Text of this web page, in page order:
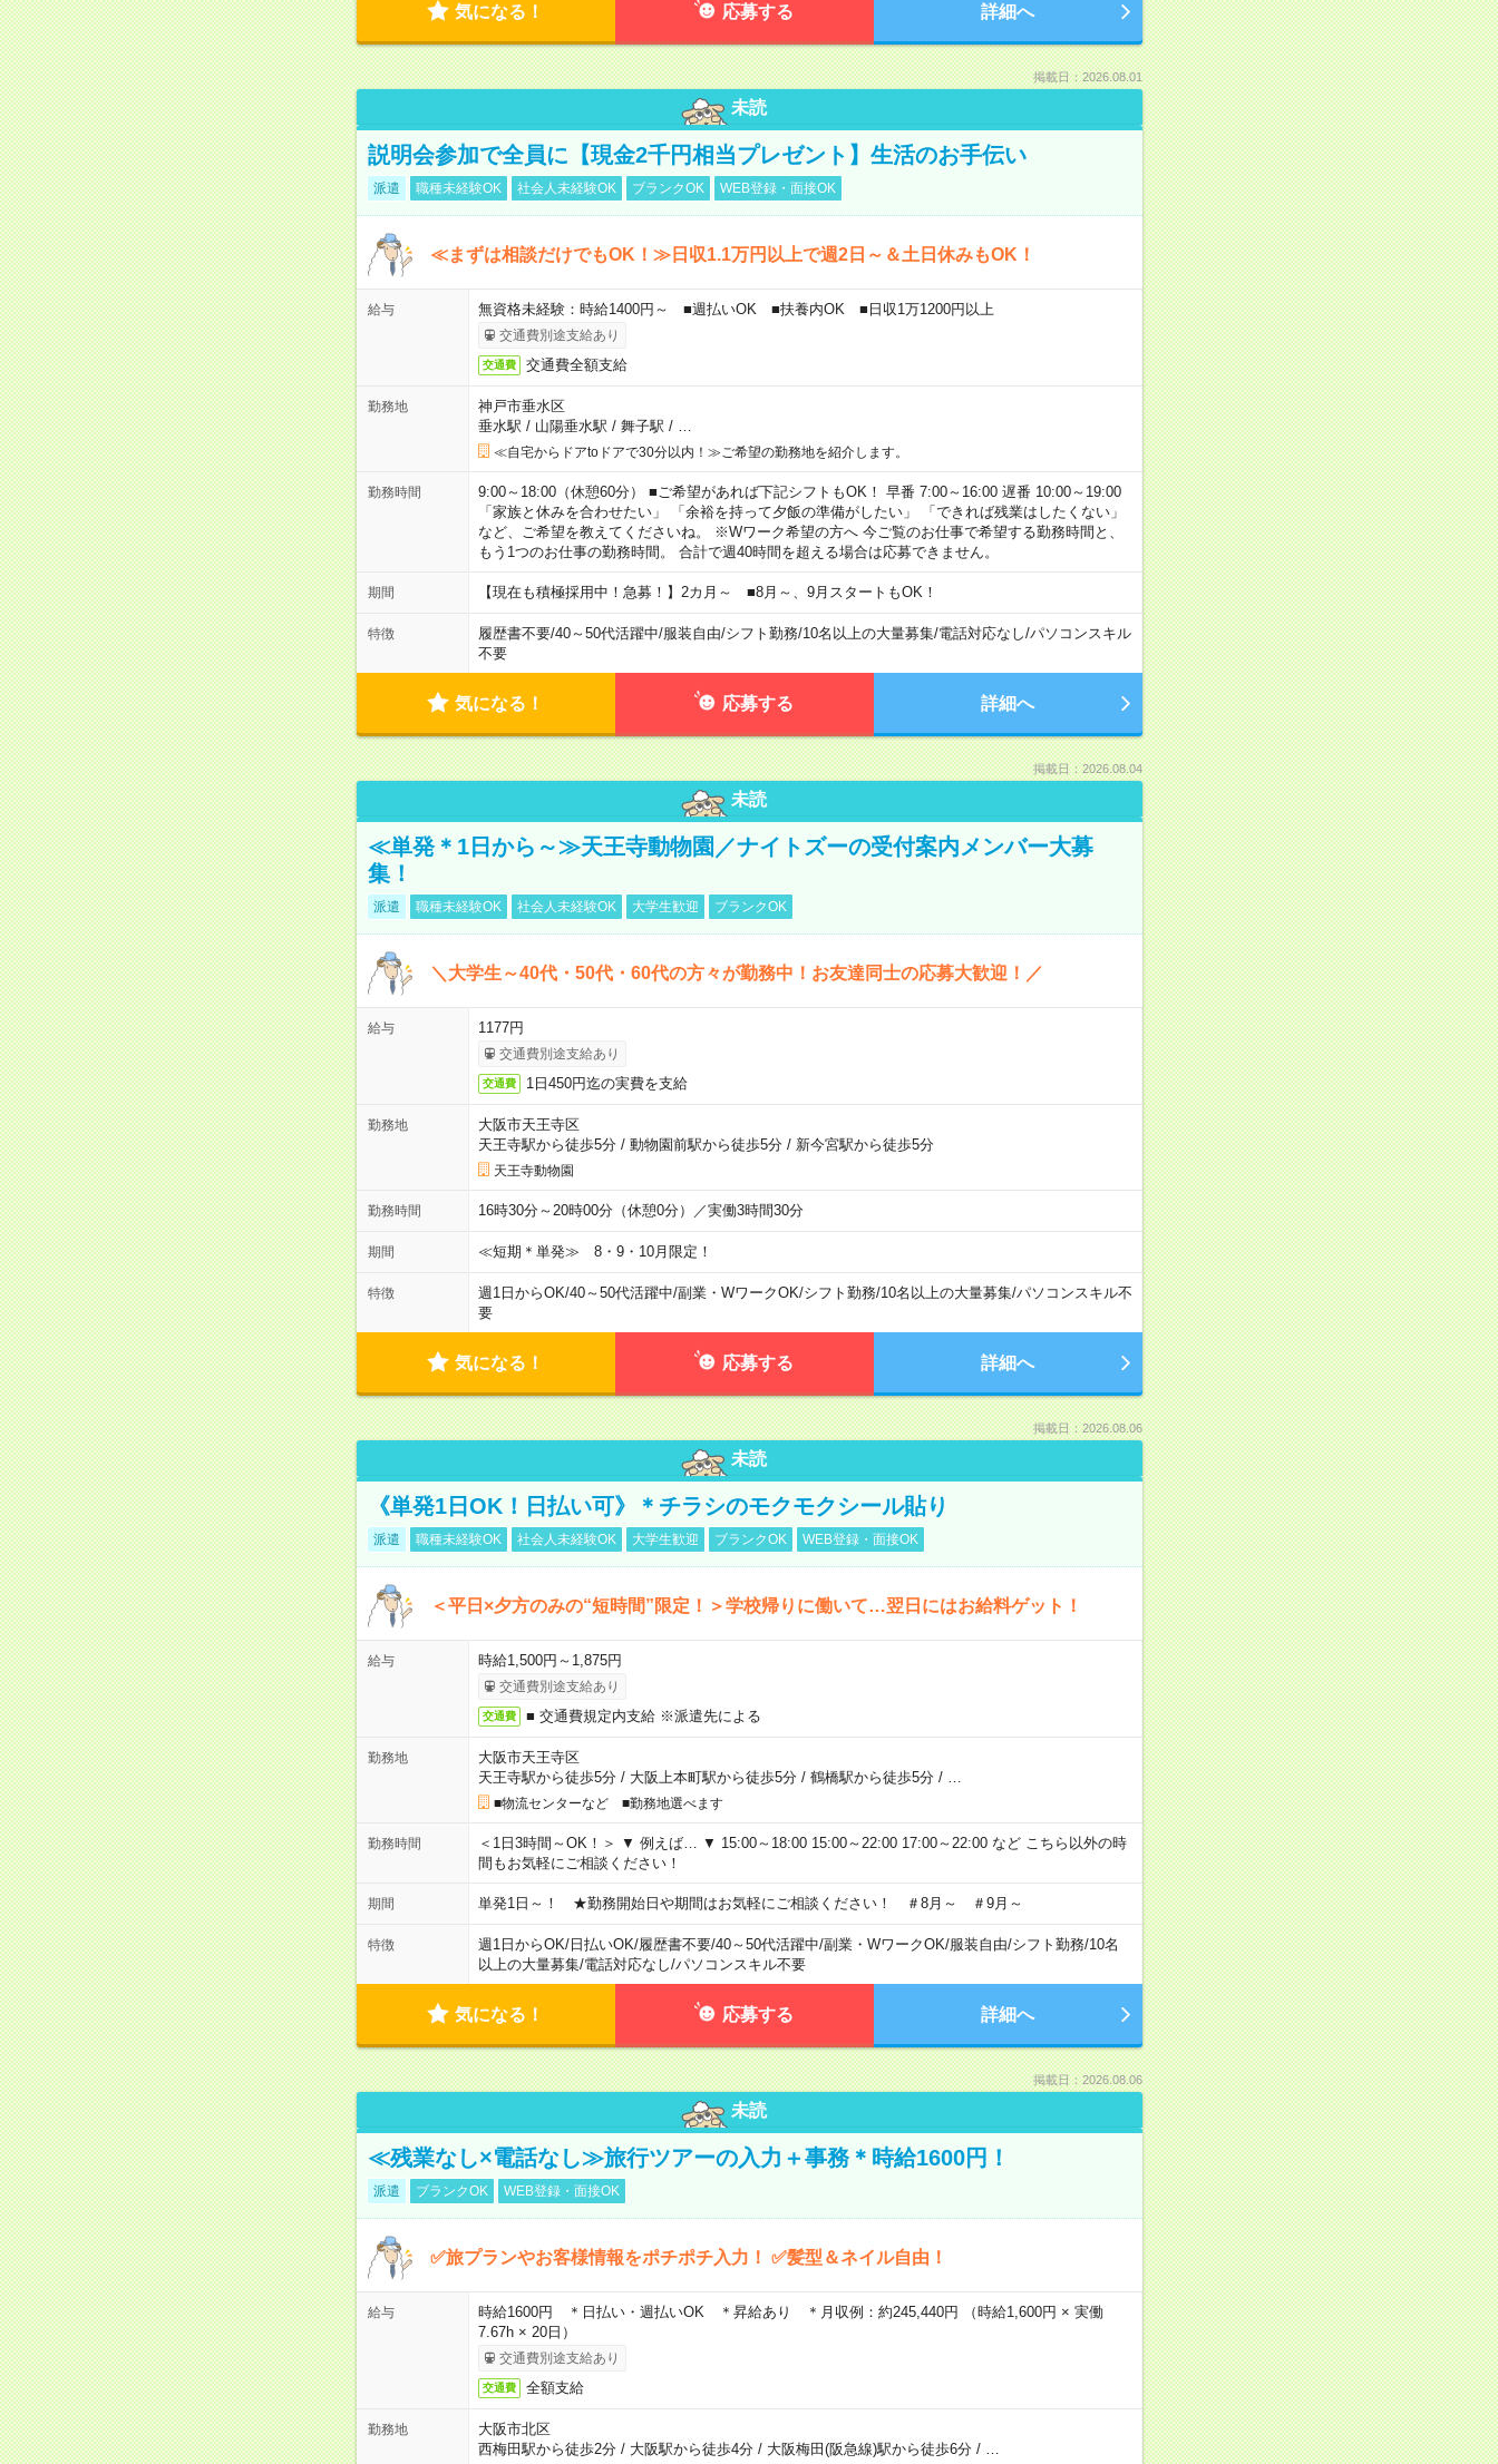
気になる！ 応募する 詳細へ
掲載日：2026.08.01
未読
説明会参加で全員に【現金2千円相当プレゼント】生活のお手伝い
派遣 職種未経験OK 社会人未経験OK ブランクOK WEB登録・面接OK
≪まずは相談だけでもOK！≫日収1.1万円以上で週2日～＆土日休みもOK！
給与 無資格未経験：時給1400円～ ■週払いOK ■扶養内OK ■日収1万1200円以上
交通費別途支給あり
交通費 交通費全額支給
勤務地
神戸市垂水区
垂水駅 / 山陽垂水駅 / 舞子駅 /
≪自宅からドアtoドアで30分以内！≫ご希望の勤務地を紹介します。
勤務時間
9:00～18:00（休憩60分） ■ご希望があれば下記シフトもOK！ 早番 7:00～16:00 遅番 10:00～19:00
「家族と休みを合わせたい」 「余裕を持って夕飯の準備がしたい」 「できれば残業はしたくない」
など、ご希望を教えてくださいね。 ※Wワーク希望の方へ 今ご覧のお仕事で希望する勤務時間と、
もう1つのお仕事の勤務時間。 合計で週40時間を超える場合は応募できません。
期間 【現在も積極採用中！急募！】2カ月～ ■8月～、9月スタートもOK！
特徴 履歴書不要/40～50代活躍中/服装自由/シフト勤務/10名以上の大量募集/電話対応なし/パソコンスキル
不要
気になる！ 応募する 詳細へ
掲載日：2026.08.04
未読
≪単発＊1日から～≫天王寺動物園／ナイトズーの受付案内メンバー大募
集！
派遣 職種未経験OK 社会人未経験OK 大学生歓迎 ブランクOK
＼大学生～40代・50代・60代の方々が勤務中！お友達同士の応募大歓迎！／
給与 1177円
交通費別途支給あり
交通費 1日450円迄の実費を支給
勤務地
大阪市天王寺区
天王寺駅から徒歩5分/ 動物園前駅から徒歩5分/ 新今宮駅から徒歩5分
天王寺動物園
勤務時間 16時30分～20時00分（休憩0分）／実働3時間30分
期間 ≪短期＊単発≫ 8・9・10月限定！
特徴 週1日からOK/40～50代活躍中/副業・WワークOK/シフト勤務/10名以上の大量募集/パソコンスキル不
要
気になる！ 応募する 詳細へ
掲載日：2026.08.06
未読
《単発1日OK！日払い可》＊チラシのモクモクシール貼り
派遣 職種未経験OK 社会人未経験OK 大学生歓迎 ブランクOK WEB登録・面接OK
＜平日×夕方のみの“短時間”限定！＞学校帰りに働いて…翌日にはお給料ゲット！
給与 時給1,500円～1,875円
交通費別途支給あり
交通費 ■ 交通費規定内支給 ※派遣先による
勤務地
大阪市天王寺区
天王寺駅から徒歩5分/ 大阪上本町駅から徒歩5分/ 鶴橋駅から徒歩5分/
■物流センターなど ■勤務地選べます
勤務時間
＜1日3時間～OK！＞ ▼ 例えば… ▼ 15:00～18:00 15:00～22:00 17:00～22:00 など こちら以外の時
間もお気軽にご相談ください！
期間 単発1日～！ ★勤務開始日や期間はお気軽にご相談ください！ ＃8月～ ＃9月～
特徴 週1日からOK/日払いOK/履歴書不要/40～50代活躍中/副業・WワークOK/服装自由/シフト勤務/10名
以上の大量募集/電話対応なし/パソコンスキル不要
気になる！ 応募する 詳細へ
掲載日：2026.08.06
未読
≪残業なし×電話なし≫旅行ツアーの入力＋事務＊時給1600円！
派遣 ブランクOK WEB登録・面接OK
✅旅プランやお客様情報をポチポチ入力！ ✅髪型＆ネイル自由！
給与
時給1600円 ＊日払い・週払いOK ＊昇給あり ＊月収例：約245,440円 （時給1,600円 × 実働
7.67h × 20日）
交通費別途支給あり
交通費 全額支給
勤務地
大阪市北区
西梅田駅から徒歩2分/ 大阪駅から徒歩4分/ 大阪梅田(阪急線)駅から徒歩6分/